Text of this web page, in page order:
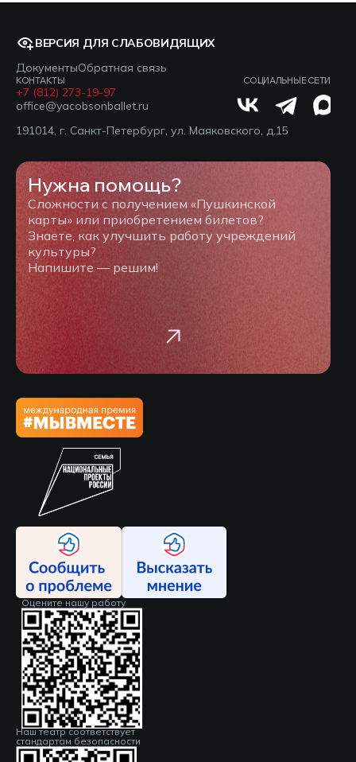
ВЕРСИЯ ДЛЯ СЛАБОВИДЯЩИХ
ДокументыОбратная связь
КОНТАКТЫ
+7 (812) 273-19-97
office@yacobsonballet.ru
СОЦИАЛЬНЫЕ СЕТИ
191014, г. Санкт-Петербург, ул. Маяковского, д.15
Нужна помощь?
Сложности с получением «Пушкинской
карты» или приобретением билетов?
Знаете, как улучшить работу учреждений
культуры?
Напишите — решим!
Оцените нашу работу
Наш театр соответствует
стандартам безопасности